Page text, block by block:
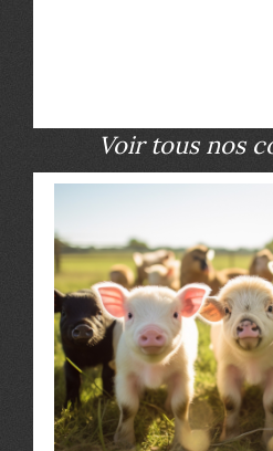
Voir tous nos